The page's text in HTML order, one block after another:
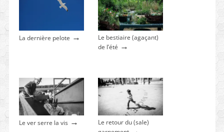
La dernière pelote →
Le bestiaire (agaçant)
de l’été →
Le ver serre la vis→
Le retour du (sale)